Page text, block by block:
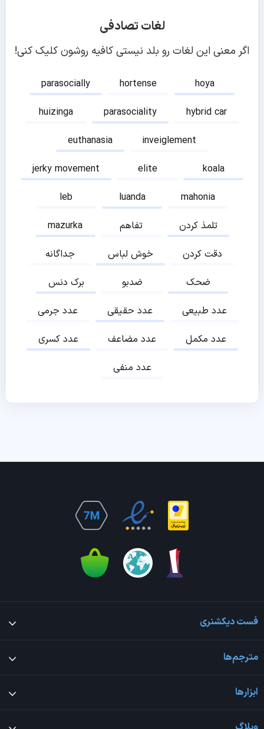
لغات تصادفی
اگر معنی این لغات رو بلد نیستی کافیه روشون کلیک کنی!
parasocially hortense
hoya
huizinga
parasociality
hybrid car
euthanasia
inveiglement
jerky movement
elite
koala
leb
luanda
mahonia
mazurka
تفاهم
تلمذ کردن
جداگانه
خوش لباس
دقت کردن
برک دنس
ضدبو
ضحک
عدد جرمی
عدد حقیقی
عدد طبیعی
عدد کسری
عدد مضاعف
عدد مکمل
عدد منفی
فست دیکشنری
مترجم‌ها
ابزارها